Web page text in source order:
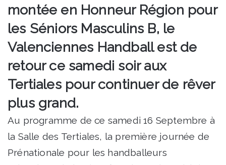
montée en Honneur Région pour
les Séniors Masculins B, le
Valenciennes Handball est de
retour ce samedi soir aux
Tertiales pour continuer de rêver
plus grand.
Au programme de ce samedi 16 Septembre à
la Salle des Tertiales, la première journée de
Prénationale pour les handballeurs